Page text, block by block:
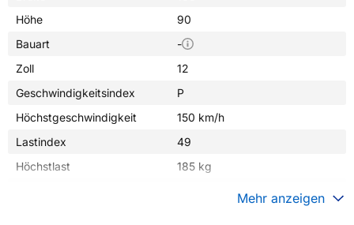
Höhe
90
Bauart
-
Zoll
12
Geschwindigkeitsindex
P
Höchstgeschwindigkeit
150 km/h
Lastindex
49
Höchstlast
185 kg
Mehr anzeigen